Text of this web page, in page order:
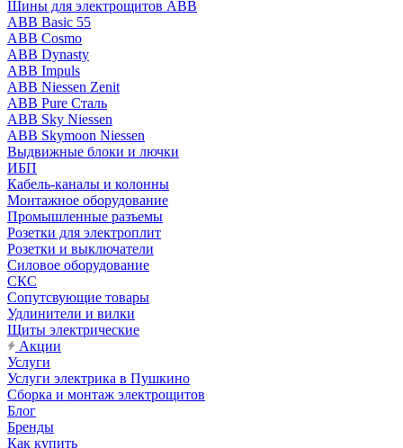
Шины для электрощитов АВВ
ABB Basic 55
ABB Cosmo
ABB Dynasty
ABB Impuls
ABB Niessen Zenit
ABB Pure Сталь
ABB Sky Niessen
ABB Skymoon Niessen
Выдвижные блоки и лючки
ИБП
Кабель-каналы и колонны
Монтажное оборудование
Промышленные разъемы
Розетки для электроплит
Розетки и выключатели
Силовое оборудование
СКС
Сопутсвующие товары
Удлинители и вилки
Щиты электрические
Акции
Услуги
Услуги электрика в Пушкино
Сборка и монтаж электрощитов
Блог
Бренды
Как купить